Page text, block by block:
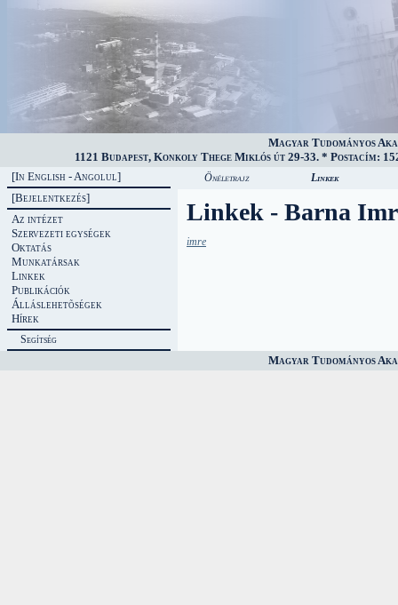
Magyar Tudományos
1121 Budapest, Konkoly Thege Miklós út 29-33. * Postacím:
[In English - Angolul]
[Bejelentkezés]
Az intézet
Szervezeti egységek
Oktatás
Munkatársak
Linkek
Publikációk
Álláslehetõségek
Hírek
Segítség
Önéletrajz Linkek
Linkek - Barna
imre
Magyar Tudományos